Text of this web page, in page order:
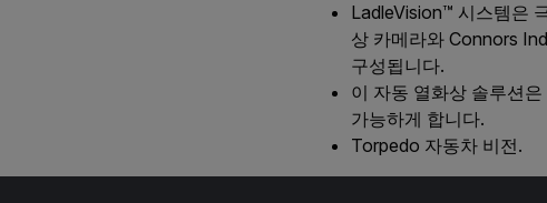
LadleVision™ 시스템은
상 카메라와 Connors
구성됩니다.
이 자동 열화상 솔루션
가능하게 합니다.
Torpedo 자동차 비전.